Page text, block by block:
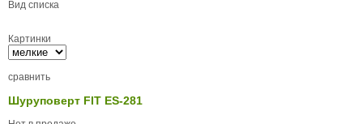
Вид списка
Картинки
сравнить
Шуруповерт FIT ES-281